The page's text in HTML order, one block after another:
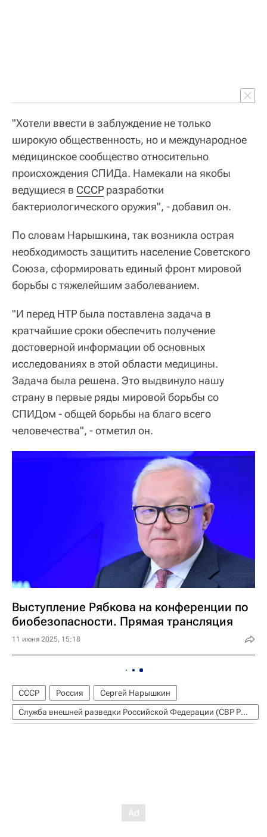
"Хотели ввести в заблуждение не только
широкую общественность, но и международное
медицинское сообщество относительно
происхождения СПИДа. Намекали на якобы
ведущиеся в СССР разработки
бактериологического оружия", - добавил он.
По словам Нарышкина, так возникла острая
необходимость защитить население Советского
Союза, сформировать единый фронт мировой
борьбы с тяжелейшим заболеванием.
"И перед НТР была поставлена задача в
кратчайшие сроки обеспечить получение
достоверной информации об основных
исследованиях в этой области медицины.
Задача была решена. Это выдвинуло нашу
страну в первые ряды мировой борьбы со
СПИДом - общей борьбы на благо всего
человечества", - отметил он.
Выступление Рябкова на конференции по
биобезопасности. Прямая трансляция
11 июня 2025, 15:18
СССР Россия
Сергей Нарышкин
Служба внешней разведки Российской Федерации (СВР России)